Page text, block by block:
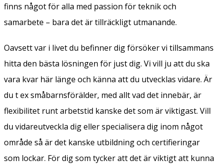
finns något för alla med passion för teknik och
samarbete – bara det är tillräckligt utmanande.
Oavsett var i livet du befinner dig försöker vi tillsammans
hitta den bästa lösningen för just dig. Vi vill ju att du ska
vara kvar här länge och känna att du utvecklas vidare. Är
du t ex småbarnsförälder, med allt vad det innebär, är
flexibilitet runt arbetstid kanske det som är viktigast. Vill
du vidareutveckla dig eller specialisera dig inom något
område så är det kanske utbildning och certifieringar
som lockar. För dig som tycker att det är viktigt att kunna